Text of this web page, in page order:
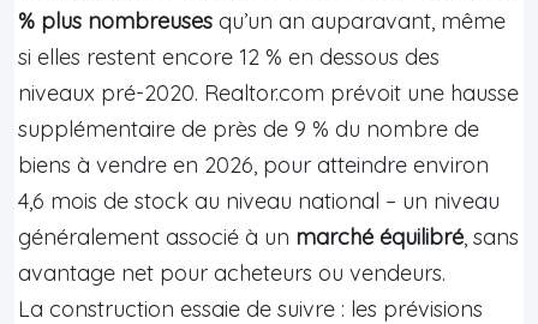
% plus nombreuses qu’un an auparavant, même
si elles restent encore 12 % en dessous des
niveaux pré-2020. Realtor.com prévoit une hausse
supplémentaire de près de 9 % du nombre de
biens à vendre en 2026, pour atteindre environ
4,6 mois de stock au niveau national – un niveau
généralement associé à un marché équilibré, sans
avantage net pour acheteurs ou vendeurs.
La construction essaie de suivre : les prévisions